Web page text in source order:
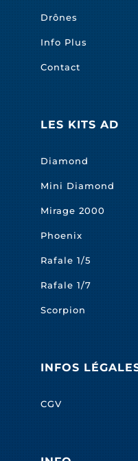
Drônes
Info Plus
Contact
LES KITS AD
Diamond
Mini Diamond
Mirage 2000
Phoenix
Rafale 1/5
Rafale 1/7
Scorpion
INFOS
CGV